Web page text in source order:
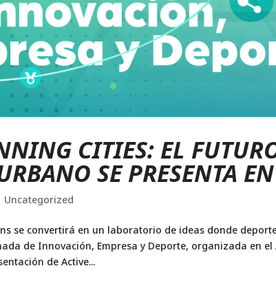
CITIES: EL
SE PRESENTA
Uncategorized
se convertirá en un laboratorio de ideas donde
de Innovación, Empresa y Deporte, organizada en
de Active...